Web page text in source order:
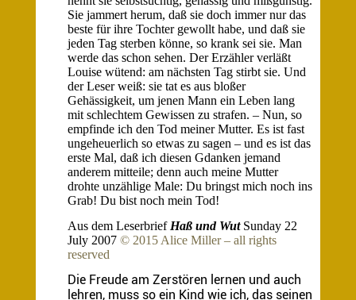
Sie jammert herum, daß sie doch immer nur das
beste für ihre Tochter gewollt habe, und daß sie
jeden Tag sterben könne, so krank sei sie. Man
werde das schon sehen. Der Erzähler verläßt
Louise wütend: am nächsten Tag stirbt sie. Und
der Leser weiß: sie tat es aus bloßer
Gehässigkeit, um jenen Mann ein Leben lang
mit schlechtem Gewissen zu strafen. – Nun, so
empfinde ich den Tod meiner Mutter. Es ist fast
ungeheuerlich so etwas zu sagen – und es ist das
erste Mal, daß ich diesen Gdanken jemand
anderem mitteile; denn auch meine Mutter
drohte unzählige Male: Du bringst mich noch ins
Grab! Du bist noch mein Tod!
Aus dem Leserbrief Haß und Wut Sunday 22
July 2007 © 2015 Alice Miller – all rights
reserved
Die Freude am Zerstören lernen und auch
lehren, muss so ein Kind wie ich, das seinen